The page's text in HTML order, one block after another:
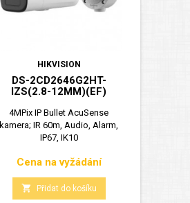
HIKVISION
DS-2CD2646G2HT-
IZS(2.8-12MM)(EF)
4MPix IP Bullet AcuSense
kamera; IR 60m, Audio, Alarm,
IP67, IK10
Cena
Cena na vyžádání
 Přidat do košíku